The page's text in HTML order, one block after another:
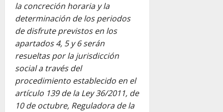
la concreción horaria y la
determinación de los periodos
de disfrute previstos en los
apartados 4, 5 y 6 serán
resueltas por la jurisdicción
social a través del
procedimiento establecido en el
artículo 139 de la Ley 36/2011, de
10 de octubre, Reguladora de la